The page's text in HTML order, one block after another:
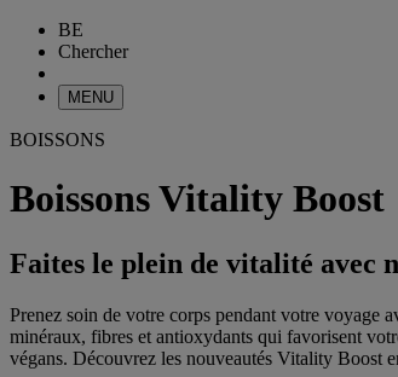
BE
Chercher
MENU
BOISSONS
Boissons Vitality Boost
Faites le plein de vitalité avec
Prenez soin de votre corps pendant votre voyage
minéraux, fibres et antioxydants qui favorisent
végans. Découvrez les nouveautés Vitality Boost